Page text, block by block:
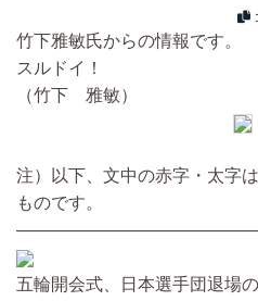
竹下雅敏氏からの情報です。
スルドイ！
（竹下 雅敏）
注）以下、文中の赤字・太字
ものです。
五輪開会式、日本選手団退場